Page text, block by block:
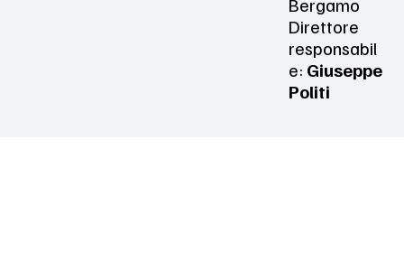
Direttore
responsabil
e: Giuseppe
Politi